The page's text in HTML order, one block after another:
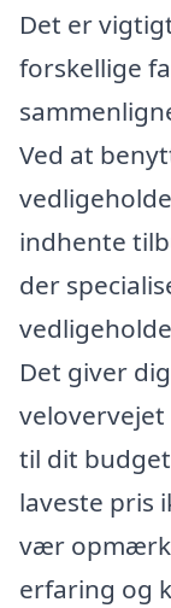
Det er
forskellige
Ved at
indhente
der
Det giver
til dit
laveste pris
vær
erfaring og